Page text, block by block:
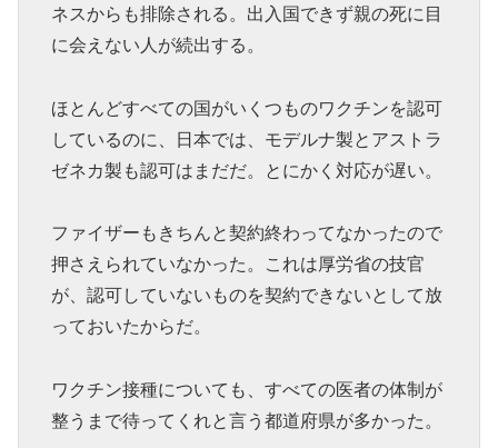
ネスからも排除される。出入国できず親の死に目
に会えない人が続出する。
ほとんどすべての国がいくつものワクチンを認可
しているのに、日本では、モデルナ製とアストラ
ゼネカ製も認可はまだだ。とにかく対応が遅い。
ファイザーもきちんと契約終わってなかったので
押さえられていなかった。これは厚労省の技官
が、認可していないものを契約できないとして放
っておいたからだ。
ワクチン接種についても、すべての医者の体制が
整うまで待ってくれと言う都道府県が多かった。